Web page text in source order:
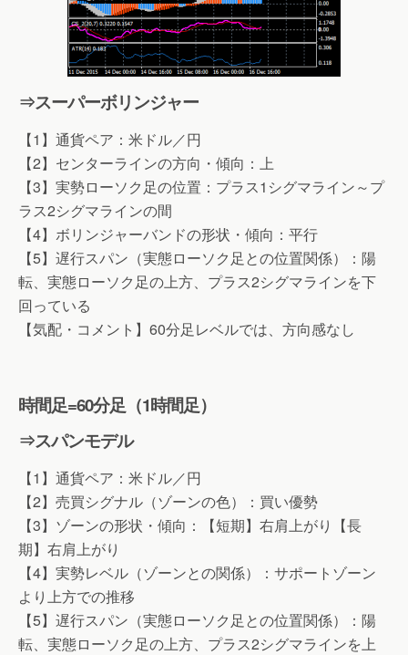
⇒スーパーボリンジャー
【1】通貨ペア：米ドル／円
【2】センターラインの方向・傾向：上
【3】実勢ローソク足の位置：プラス1シグマライン～プ
ラス2シグマラインの間
【4】ボリンジャーバンドの形状・傾向：平行
【5】遅行スパン（実態ローソク足との位置関係）：陽
転、実態ローソク足の上方、プラス2シグマラインを下
回っている
【気配・コメント】60分足レベルでは、方向感なし
時間足=60分足（1時間足）
⇒スパンモデル
【1】通貨ペア：米ドル／円
【2】売買シグナル（ゾーンの色）：買い優勢
【3】ゾーンの形状・傾向：【短期】右肩上がり【長
期】右肩上がり
【4】実勢レベル（ゾーンとの関係）：サポートゾーン
より上方での推移
【5】遅行スパン（実態ローソク足との位置関係）：陽
転、実態ローソク足の上方、プラス2シグマラインを上